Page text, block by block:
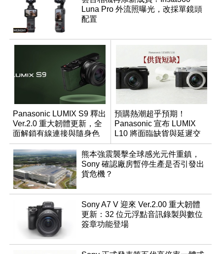
Luna Pro 外流照曝光，改採單鏡頭
配置
Panasonic LUMIX S9 釋出
Ver.2.0 重大韌體更新，全
面解鎖有線連接與隨身色
調編輯
預購熱潮超乎預期！
Panasonic 宣布 LUMIX
L10 將面臨缺貨與延遲交
貨時間
熊本強震襲擊全球感光元件重鎮，
Sony 確認廠房暫停生產是否引發出
貨危機？
Sony A7 V 迎來 Ver.2.00 重大韌體
更新：32 位元浮點音訊錄製與數位
簽章功能登場